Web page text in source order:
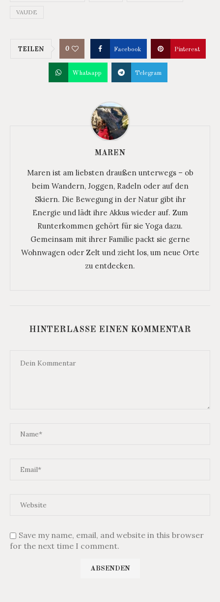
VAUDE
TEILEN 0 Facebook Pinterest
Whatsapp Telegram
MAREN
Maren ist am liebsten draußen unterwegs – ob
beim Wandern, Joggen, Radeln oder auf den
Skiern. Die Bewegung in der Natur gibt ihr
Energie und lädt ihre Akkus wieder auf. Zum
Runterkommen gehört für sie Yoga dazu.
Gemeinsam mit ihrer Familie packt sie gerne
Wohnwagen oder Zelt und zieht los, um neue Orte
zu entdecken.
HINTERLASSE EINEN KOMMENTAR
Save my name, email, and website in this browser
for the next time I comment.